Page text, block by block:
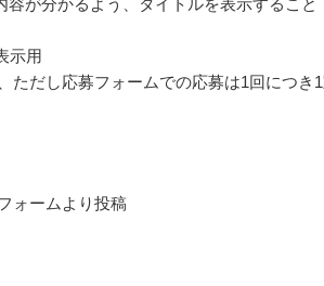
が分かるよう、タイトルを表示すること
示用
ただし応募フォームでの応募は1回につき
ォームより投稿